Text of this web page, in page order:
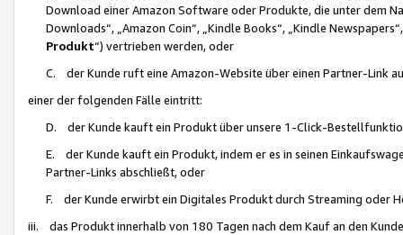
Download einer Amazon Software oder Produkte, die unter dem
Downloads“, „Amazon Coin“, „Kindle Books“, „Kindle
Produkt“) vertrieben werden, oder
C. der Kunde ruft eine Amazon-Website über einen Partner-Link
einer der folgenden Fälle eintritt:
D. der Kunde kauft ein Produkt über unsere 1-Click-
E. der Kunde kauft ein Produkt, indem er es in seinen
Partner-Links abschließt, oder
F. der Kunde erwirbt ein Digitales Produkt durch Streaming oder
iii. das Produkt innerhalb von 180 Tagen nach dem Kauf an den